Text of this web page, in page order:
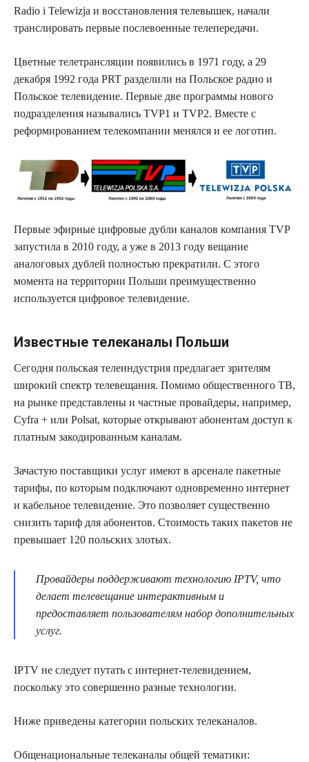
Radіo i Telewіzja и восстановления телевышек, начали
транслировать первые послевоенные телепередачи.
Цветные телетрансляции появились в 1971 году, а 29
декабря 1992 года PRT разделили на Польское радио и
Польское телевидение. Первые две программы нового
подразделения назывались TVP1 и TVP2. Вместе с
реформированием телекомпании менялся и ее логотип.
Первые эфирные цифровые дубли каналов компания TVP
запустила в 2010 году, а уже в 2013 году вещание
аналоговых дублей полностью прекратили. С этого
момента на территории Польши преимущественно
используется цифровое телевидение.
Известные телеканалы Польши
Сегодня польская телеиндустрия предлагает зрителям
широкий спектр телевещания. Помимо общественного ТВ,
на рынке представлены и частные провайдеры, например,
Cyfra + или Polsat, которые открывают абонентам доступ к
платным закодированным каналам.
Зачастую поставщики услуг имеют в арсенале пакетные
тарифы, по которым подключают одновременно интернет
и кабельное телевидение. Это позволяет существенно
снизить тариф для абонентов. Стоимость таких пакетов не
превышает 120 польских злотых.
Провайдеры поддерживают технологию IPTV, что
делает телевещание интерактивным и
предоставляет пользователям набор дополнительных
услуг.
IPTV не следует путать с интернет-телевидением,
поскольку это совершенно разные технологии.
Ниже приведены категории польских телеканалов.
Общенациональные телеканалы общей тематики: